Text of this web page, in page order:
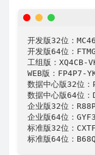
开发版32位：
开发版64位：
工组版：XQ4CB-
WEB版：FP4P7-
数据中心版32位：
数据中心版64位：
企业版32位：
企业版64位：
标准版32位：